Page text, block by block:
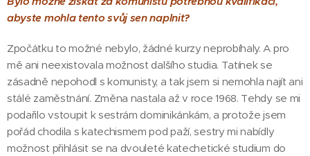
abyste mohla tento svůj sen naplnit?
Zpočátku to možné nebylo, žádné kurzy neprobíhaly. A pro
mě ani neexistovala možnost dalšího studia. Tatínek se
zásadně nepohodl s komunisty, a tak jsem si nemohla najít ani
stálé zaměstnání. Změna nastala až v roce 1968. Tehdy se mi
podařilo vstoupit k sestrám dominikánkám, a protože jsem
pořád chodila s katechismem pod paží, sestry mi nabídly
možnost přihlásit se na dvouleté katechetické studium do